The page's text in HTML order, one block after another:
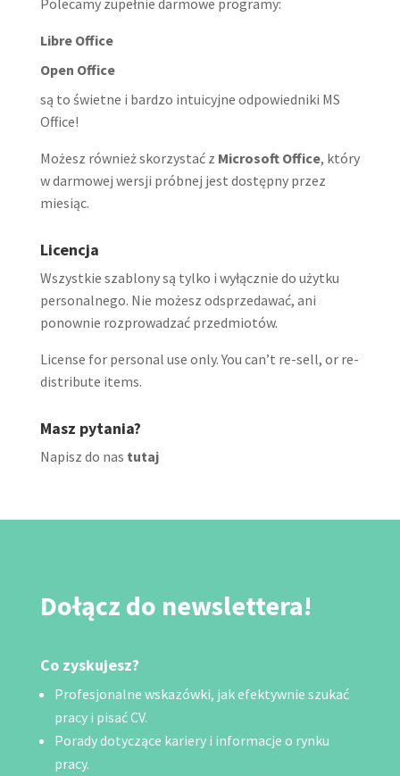
Libre Office
Open Office
są to świetne i bardzo intuicyjne odpowiedniki MS
Office!
Możesz również skorzystać z Microsoft Office, który
w darmowej wersji próbnej jest dostępny przez
miesiąc.
Licencja
Wszystkie szablony są tylko i wyłącznie do użytku
personalnego. Nie możesz odsprzedawać, ani
ponownie rozprowadzać przedmiotów.
License for personal use only. You can’t re-sell, or re-
distribute items.
Masz pytania?
Napisz do nas tutaj
Dołącz do newslettera!
Co zyskujesz?
Profesjonalne wskazówki, jak efektywnie szukać
pracy i pisać CV.
Porady dotyczące kariery i informacje o rynku
pracy.